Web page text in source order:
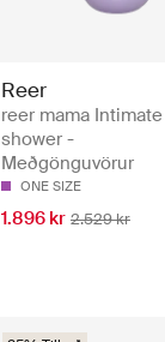
Reer
reer mama Intimate
shower -
Meðgönguvörur
ONE SIZE
1.896 kr 2.529 kr